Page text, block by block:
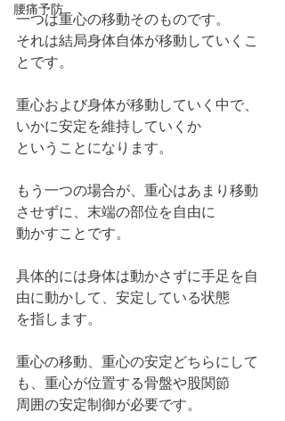
腰痛予防
一つは重心の移動そのものです。
それは結局身体自体が移動していくこ
とです。
重心および身体が移動していく中で、
いかに安定を維持していくか
ということになります。
もう一つの場合が、重心はあまり移動
させずに、末端の部位を自由に
動かすことです。
具体的には身体は動かさずに手足を自
由に動かして、安定している状態
を指します。
重心の移動、重心の安定どちらにして
も、重心が位置する骨盤や股関節
周囲の安定制御が必要です。